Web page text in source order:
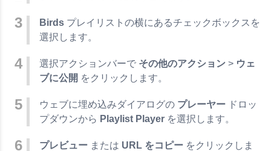
Birds プレイリストの横にあるチェックボックスを
選択します。
選択アクションバーで その他のアクション > ウェ
ブに公開 をクリックします。
ウェブに埋め込みダイアログの プレーヤー ドロッ
プダウンから Playlist Player を選択します。
プレビュー または URL をコピー をクリックしま